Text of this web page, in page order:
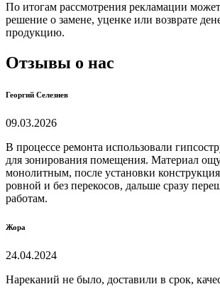
По итогам рассмотрения рекламации
решение о замене, уценке или возврате
продукцию.
Отзывы о нас
Георгий Селезнев
09.03.2026
В процессе ремонта использовали
для зонирования помещения. Материал
монолитным, после установки
ровной и без перекосов, дальше сразу
работам.
Жора
24.04.2024
Нареканий не было, доставили в срок,